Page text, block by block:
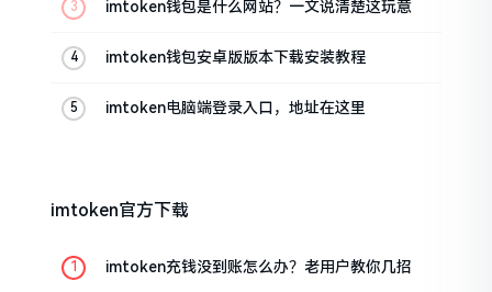
imtoken钱包是什么网站？一文说清楚这玩意
imtoken钱包安卓版版本下载安装教程
imtoken电脑端登录入口，地址在这里
imtoken官方下载
imtoken充钱没到账怎么办？老用户教你几招